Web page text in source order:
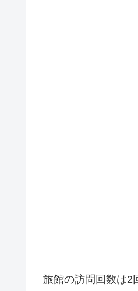
旅館の訪問回数は2